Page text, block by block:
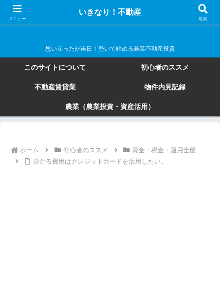
いきなり！不動産
思い立ったが吉日！勢いで始める兼業不動産投資
このサイトについて 初心者のススメ
不動産賃貸業 物件内見記録
農業（農業投資・資産活用）
ホーム 初心者のススメ
資金・税金・運用全般
掛かる費用はクレジットカードを活用したい。
メニュー
いきなり！不動産
検索